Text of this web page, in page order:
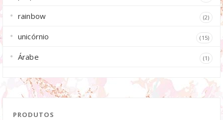
rainbow (2)
unicórnio (15)
Árabe (1)
PRODUTOS